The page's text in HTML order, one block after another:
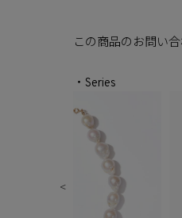
この商品のお問い
・Series